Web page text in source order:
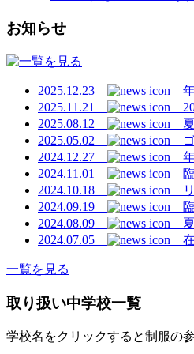
お知らせ
2025.12.23
2025.11.21
2025.08.12
2025.05.02
2024.12.27
2024.11.01
2024.10.18
2024.09.19
2024.08.09
2024.07.05
一覧を見る
取り扱い中学校一覧
学校名をクリックすると制服の